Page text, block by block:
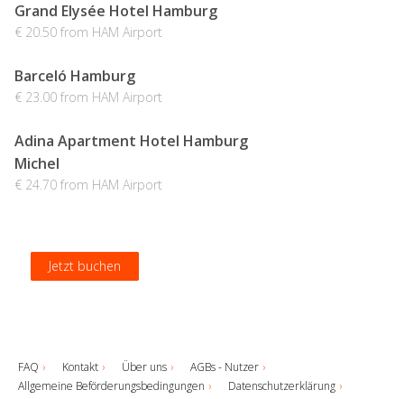
Jetzt buchen
Grand Elysée Hotel Hamburg
€ 20.50 from HAM Airport
Jetzt buchen
Barceló Hamburg
€ 23.00 from HAM Airport
Jetzt buchen
Adina Apartment Hotel Hamburg
Michel
€ 24.70 from HAM Airport
Jetzt buchen
FAQ Kontakt Über uns
AGBs - Nutzer
Allgemeine Beförderungsbedingungen
Datenschutzerklärung